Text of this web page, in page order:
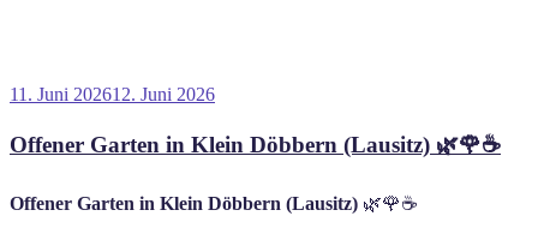
Veröffentlicht
11. Juni 202612. Juni 2026
Offener Garten in Klein Döbbern (Lausitz) 🌿🌹☕
Offener Garten in Klein Döbbern (Lausitz) 🌿🌹☕